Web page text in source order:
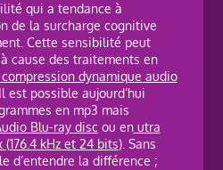
qui a tendance à
de la surcharge cognitive
Cette sensibilité peut
cause des traitements en
dynamique audio
est possible aujourd’hui
en mp3 mais
Blu-ray disc ou enutra
kHz et 24 bits). Sans
d’entendre la différence ;